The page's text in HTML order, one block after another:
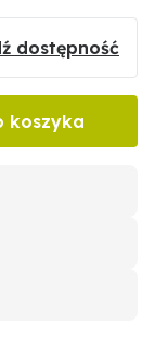
dostępność
koszyka